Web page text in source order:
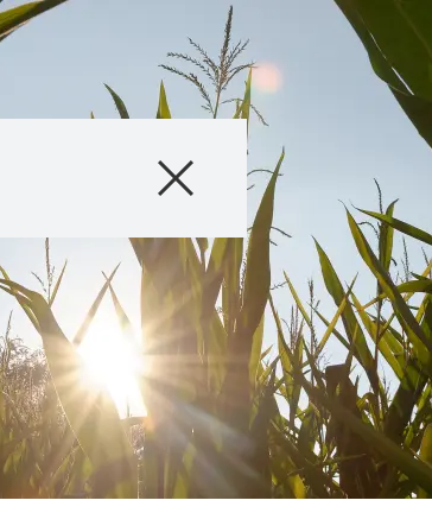
Prodotti
Consulenza
Servizi digitali
Storie & Eventi
Chi Siamo